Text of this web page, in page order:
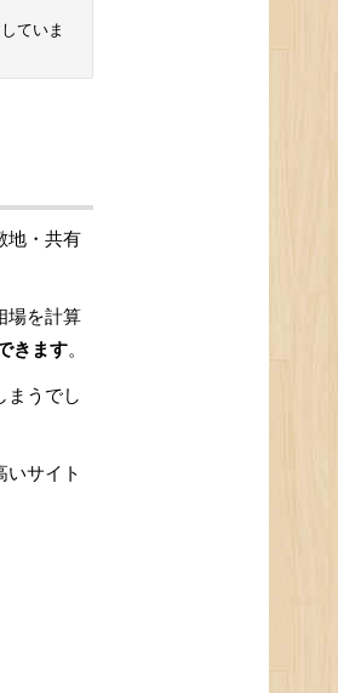
ていま
地・共有
場を計算
きます。
まうでし
サイト